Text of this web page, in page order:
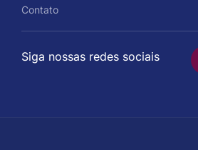
Contato
Siga nossas redes sociais